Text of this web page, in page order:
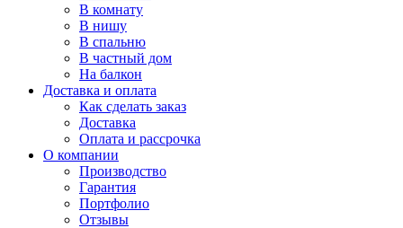
В комнату
В нишу
В спальню
В частный дом
На балкон
Доставка и оплата
Как сделать заказ
Доставка
Оплата и рассрочка
О компании
Производство
Гарантия
Портфолио
Отзывы